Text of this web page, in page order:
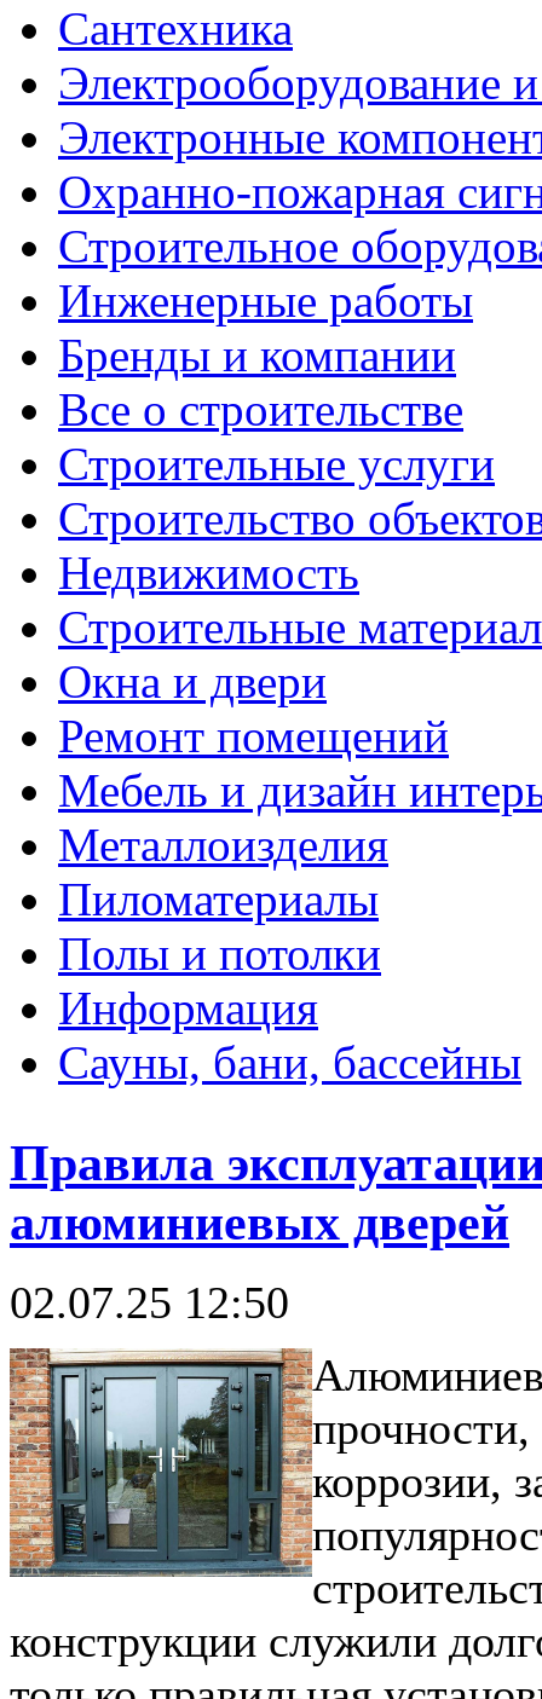
Сантехника
Электрооборудование
Электронные
Охранно-пожарная
Строительное
Инженерные работы
Бренды и компании
Все о строительстве
Строительные услуги
Строительство
Недвижимость
Строительные
Окна и двери
Ремонт помещений
Мебель и дизайн
Металлоизделия
Пиломатериалы
Полы и потолки
Информация
Сауны, бани, бассейны
Правила
алюминиевых дверей
02.07.25 12:50
прочности,
коррозии,
конструкции служили